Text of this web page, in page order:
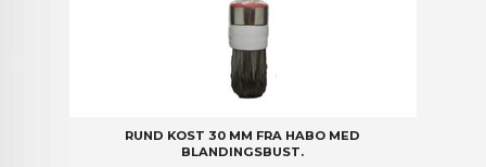
RUND KOST 30 MM FRA HABO MED
BLANDINGSBUST.